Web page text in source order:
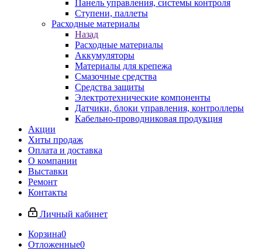
Панель управления, системы контроля
Ступени, паллеты
Расходные материалы
Назад
Расходные материалы
Аккумуляторы
Материалы для крепежа
Смазочные средства
Средства защиты
Электротехнические компоненты
Датчики, блоки управления, контроллеры
Кабельно-проводниковая продукция
Акции
Хиты продаж
Оплата и доставка
О компании
Выставки
Ремонт
Контакты
Личный кабинет
Корзина0
Отложенные0